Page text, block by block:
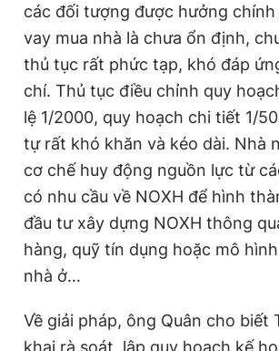
các đối tượng được hưởng chính
vay mua nhà là chưa ổn định,
thủ tục rất phức tạp, khó đáp
chí. Thủ tục điều chỉnh quy
lệ 1/2000, quy hoạch chi tiết 1/
tự rất khó khăn và kéo dài. Nhà
cơ chế huy động nguồn lực từ
có nhu cầu về NOXH để hình
đầu tư xây dựng NOXH thông
hàng, quỹ tín dụng hoặc mô
nhà ở…
Về giải pháp, ông Quân cho biết
khai rà soát, lập quy hoạch kế